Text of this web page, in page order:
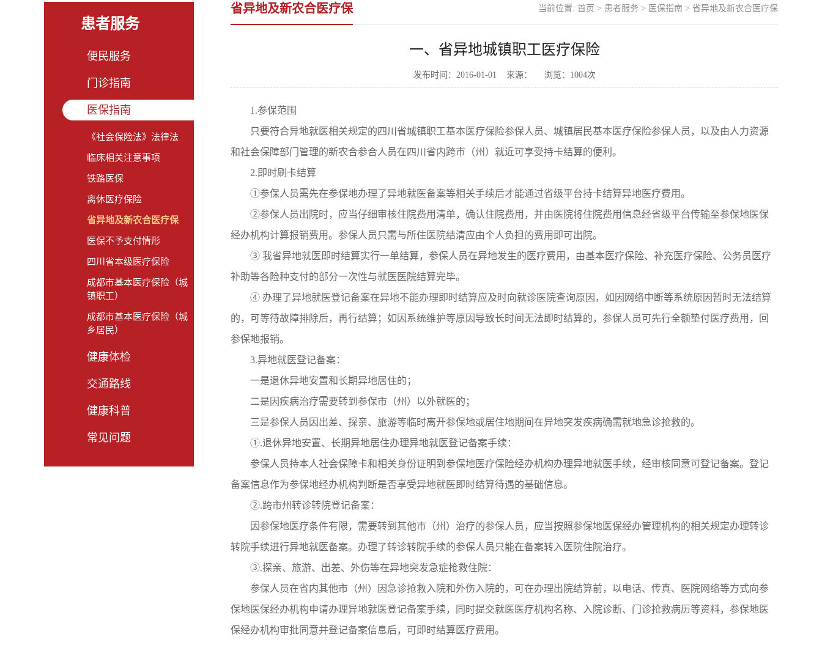
患者服务
便民服务
门诊指南
医保指南
《社会保险法》法律法
临床相关注意事项
铁路医保
离休医疗保险
省异地及新农合医疗保
医保不予支付情形
四川省本级医疗保险
成都市基本医疗保险（城
镇职工）
成都市基本医疗保险（城
乡居民）
健康体检
交通路线
健康科普
常见问题
省异地及新农合医疗保 当前位置: 首页 > 患者服务 > 医保指南 > 省异地及新农合医疗保
一、省异地城镇职工医疗保险
发布时间：2016-01-01 来源： 浏览： 1004次
1.参保范围
只要符合异地就医相关规定的四川省城镇职工基本医疗保险参保人员、城镇居民基本医疗保险参保人员，以及由人力资源
和社会保障部门管理的新农合参合人员在四川省内跨市（州）就近可享受持卡结算的便利。
2.即时刷卡结算
①参保人员需先在参保地办理了异地就医备案等相关手续后才能通过省级平台持卡结算异地医疗费用。
②参保人员出院时，应当仔细审核住院费用清单，确认住院费用，并由医院将住院费用信息经省级平台传输至参保地医保
经办机构计算报销费用。参保人员只需与所住医院结清应由个人负担的费用即可出院。
③ 我省异地就医即时结算实行一单结算，参保人员在异地发生的医疗费用，由基本医疗保险、补充医疗保险、公务员医疗
补助等各险种支付的部分一次性与就医医院结算完毕。
④ 办理了异地就医登记备案在异地不能办理即时结算应及时向就诊医院查询原因，如因网络中断等系统原因暂时无法结算
的，可等待故障排除后，再行结算；如因系统维护等原因导致长时间无法即时结算的，参保人员可先行全额垫付医疗费用，回
参保地报销。
3.异地就医登记备案：
一是退休异地安置和长期异地居住的；
二是因疾病治疗需要转到参保市（州）以外就医的；
三是参保人员因出差、探亲、旅游等临时离开参保地或居住地期间在异地突发疾病确需就地急诊抢救的。
①.退休异地安置、长期异地居住办理异地就医登记备案手续：
参保人员持本人社会保障卡和相关身份证明到参保地医疗保险经办机构办理异地就医手续，经审核同意可登记备案。登记
备案信息作为参保地经办机构判断是否享受异地就医即时结算待遇的基础信息。
②.跨市州转诊转院登记备案：
因参保地医疗条件有限，需要转到其他市（州）治疗的参保人员，应当按照参保地医保经办管理机构的相关规定办理转诊
转院手续进行异地就医备案。办理了转诊转院手续的参保人员只能在备案转入医院住院治疗。
③.探亲、旅游、出差、外伤等在异地突发急症抢救住院：
参保人员在省内其他市（州）因急诊抢救入院和外伤入院的，可在办理出院结算前，以电话、传真、医院网络等方式向参
保地医保经办机构申请办理异地就医登记备案手续，同时提交就医医疗机构名称、入院诊断、门诊抢救病历等资料，参保地医
保经办机构审批同意并登记备案信息后，可即时结算医疗费用。